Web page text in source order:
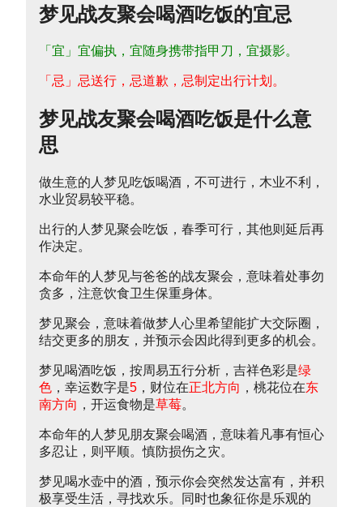
梦见战友聚会喝酒吃饭的宜忌
「宜」宜偏执，宜随身携带指甲刀，宜摄影。
「忌」忌送行，忌道歉，忌制定出行计划。
梦见战友聚会喝酒吃饭是什么意
思
做生意的人梦见吃饭喝酒，不可进行，木业不利，
水业贸易较平稳。
出行的人梦见聚会吃饭，春季可行，其他则延后再
作决定。
本命年的人梦见与爸爸的战友聚会，意味着处事勿
贪多，注意饮食卫生保重身体。
梦见聚会，意味着做梦人心里希望能扩大交际圈，
结交更多的朋友，并预示会因此得到更多的机会。
梦见喝酒吃饭，按周易五行分析，吉祥色彩是绿
色 ，幸运数字是5 ，财位在正北方向 ，桃花位在东
南方向 ，开运食物是草莓。
本命年的人梦见朋友聚会喝酒，意味着凡事有恒心
多忍让，则平顺。慎防损伤之灾。
梦见喝水壶中的酒，预示你会突然发达富有，并积
极享受生活，寻找欢乐。同时也象征你是乐观的